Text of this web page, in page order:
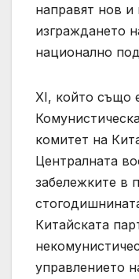
направят нов и
изграждането
национално
XI, който също
комитет на
Централната
забележките в
Китайската
управлението